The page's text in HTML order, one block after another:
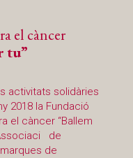
el càncer
tu”
activitats solidàries
2018 la Fundació
el càncer “Ballem
de
de